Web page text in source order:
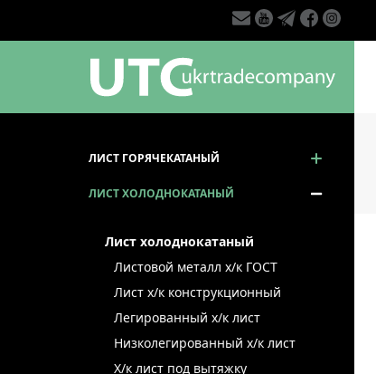
ЛИСТ ГОРЯЧЕКАТАНЫЙ
ЛИСТ ХОЛОДНОКАТАНЫЙ
Лист холоднокатаный
Листовой металл x/к ГОСТ
Лист х/к конструкционный
Легированный х/к лист
Низколегированный х/к лист
Х/к лист под вытяжку